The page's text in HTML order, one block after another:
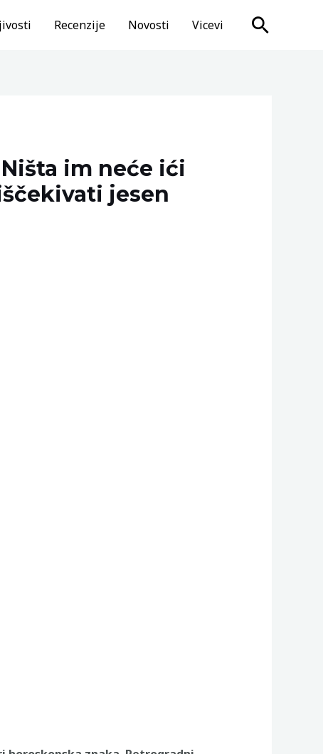
Recenzije Novosti Vicevi Search
im neće ići
jesen